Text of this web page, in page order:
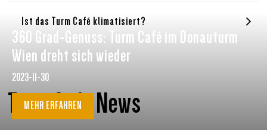
Ist das Turm Café klimatisiert?
Turm Cafè News
360 Grad-Genuss: Turm Café im Donauturm
Wien dreht sich wieder
2023-11-30
MEHR ERFAHREN